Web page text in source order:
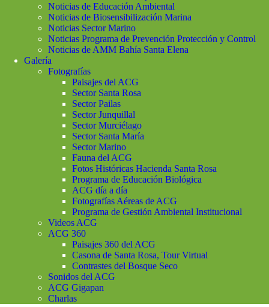
Noticias de Educación Ambiental
Noticias de Biosensibilización Marina
Noticias Sector Marino
Noticias Programa de Prevención Protección y Control
Noticias de AMM Bahía Santa Elena
Galería
Fotografías
Paisajes del ACG
Sector Santa Rosa
Sector Pailas
Sector Junquillal
Sector Murciélago
Sector Santa María
Sector Marino
Fauna del ACG
Fotos Históricas Hacienda Santa Rosa
Programa de Educación Biológica
ACG día a día
Fotografías Aéreas de ACG
Programa de Gestión Ambiental Institucional
Videos ACG
ACG 360
Paisajes 360 del ACG
Casona de Santa Rosa, Tour Virtual
Contrastes del Bosque Seco
Sonidos del ACG
ACG Gigapan
Charlas